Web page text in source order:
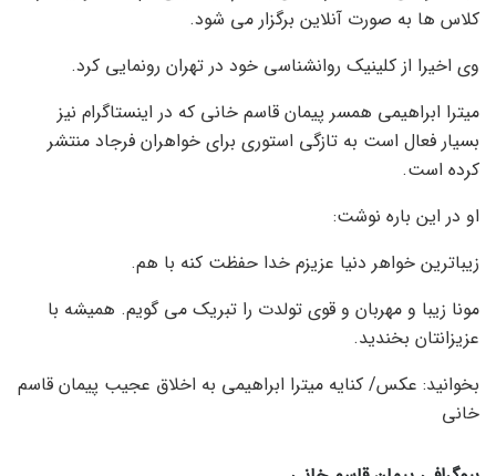
کلاس ها به صورت آنلاین برگزار می شود.
وی اخیرا از کلینیک روانشناسی خود در تهران رونمایی کرد.
میترا ابراهیمی همسر پیمان قاسم خانی که در اینستاگرام نیز
بسیار فعال است به تازگی استوری برای خواهران فرجاد منتشر
کرده است.
او در این باره نوشت:
زیباترین خواهر دنیا عزیزم خدا حفظت کنه با هم.
مونا زیبا و مهربان و قوی تولدت را تبریک می گویم. همیشه با
عزیزانتان بخندید.
بخوانید: عکس/ کنایه میترا ابراهیمی به اخلاق عجیب پیمان قاسم
خانی